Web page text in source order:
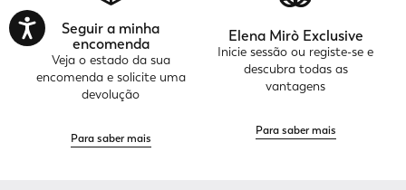
Seguir a minha
encomenda
Veja o estado da sua
encomenda e solicite uma
devolução
Para saber mais
Elena Mirò Exclusive
Inicie sessão ou registe-se e
descubra todas as
vantagens
Para saber mais